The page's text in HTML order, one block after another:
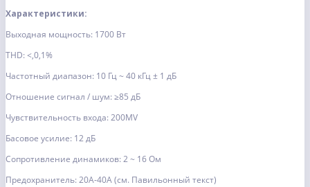
Характеристики:
Выходная мощность: 1700 Вт
THD: <,0,1%
Частотный диапазон: 10 Гц ~ 40 кГц ± 1 дБ
Отношение сигнал / шум: ≥85 дБ
Чувствительность входа: 200MV
Басовое усилие: 12 дБ
Сопротивление динамиков: 2 ~ 16 Ом
Предохранитель: 20A-40A (см. Павильонный текст)